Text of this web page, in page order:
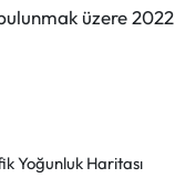
üzere 2022
Yoğunluk Haritası